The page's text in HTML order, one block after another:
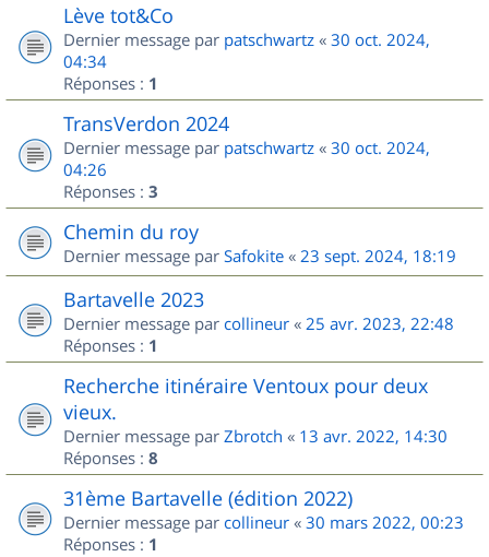
Lève tot&Co
Dernier message par patschwartz « 30 oct. 2024,
04:34
Réponses : 1
TransVerdon 2024
Dernier message par patschwartz « 30 oct. 2024,
04:26
Réponses : 3
Chemin du roy
Dernier message par Safokite « 23 sept. 2024, 18:19
Bartavelle 2023
Dernier message par collineur « 25 avr. 2023, 22:48
Réponses : 1
Recherche itinéraire Ventoux pour deux
vieux.
Dernier message par Zbrotch « 13 avr. 2022, 14:30
Réponses : 8
31ème Bartavelle (édition 2022)
Dernier message par collineur « 30 mars 2022, 00:23
Réponses : 1